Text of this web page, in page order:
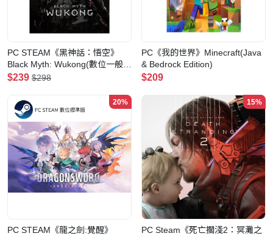
PC STEAM《黑神話：悟空》
Black Myth: Wukong(數位一般
版)
$239 $298
PC《我的世界》Minecraft(Java
& Bedrock Edition)
$209
20%
PC STEAM《龍之劍:覺醒》
15%
PC Steam《死亡擱淺2：冥灘之